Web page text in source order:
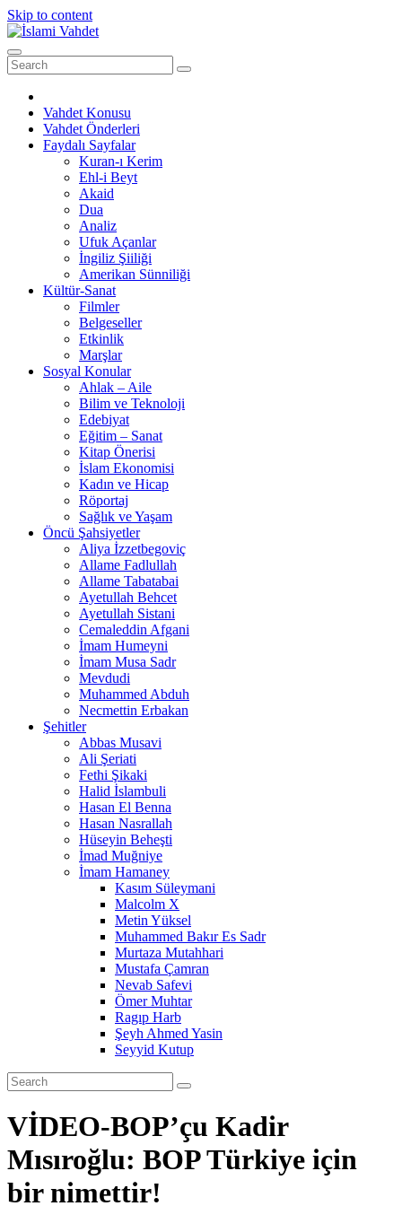
Skip to content
Vahdet Konusu
Vahdet Önderleri
Faydalı Sayfalar
Kuran-ı Kerim
Ehl-i Beyt
Akaid
Dua
Analiz
Ufuk Açanlar
İngiliz Şiiliği
Amerikan Sünniliği
Kültür-Sanat
Filmler
Belgeseller
Etkinlik
Marşlar
Sosyal Konular
Ahlak – Aile
Bilim ve Teknoloji
Edebiyat
Eğitim – Sanat
Kitap Önerisi
İslam Ekonomisi
Kadın ve Hicap
Röportaj
Sağlık ve Yaşam
Öncü Şahsiyetler
Aliya İzzetbegoviç
Allame Fadlullah
Allame Tabatabai
Ayetullah Behcet
Ayetullah Sistani
Cemaleddin Afgani
İmam Humeyni
İmam Musa Sadr
Mevdudi
Muhammed Abduh
Necmettin Erbakan
Şehitler
Abbas Musavi
Ali Şeriati
Fethi Şikaki
Halid İslambuli
Hasan El Benna
Hasan Nasrallah
Hüseyin Beheşti
İmad Muğniye
İmam Hamaney
Kasım Süleymani
Malcolm X
Metin Yüksel
Muhammed Bakır Es Sadr
Murtaza Mutahhari
Mustafa Çamran
Nevab Safevi
Ömer Muhtar
Ragıp Harb
Şeyh Ahmed Yasin
Seyyid Kutup
VİDEO-BOP’çu Kadir
Mısıroğlu: BOP Türkiye için
bir nimettir!